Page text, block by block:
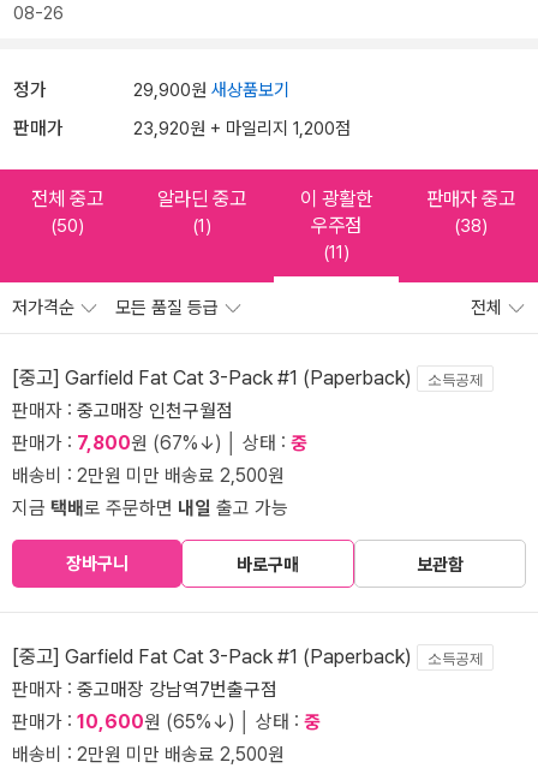
08-26
정가 29,900원 새상품보기
판매가 23,920원 + 마일리지 1,200점
전체 중고
(50)
알라딘 중고
(1)
이 광활한
우주점
(11)
판매자 중고
(38)
저가격순 모든 품질 등급 전체
[중고] Garfield Fat Cat 3-Pack #1 (Paperback) 소득공제
판매자 : 중고매장 인천구월점
판매가 : 7,800원 (67%↓) │ 상태 : 중
배송비 : 2만원 미만 배송료 2,500원
지금 택배로 주문하면 내일 출고 가능
장바구니 바로구매 보관함
[중고] Garfield Fat Cat 3-Pack #1 (Paperback) 소득공제
판매자 : 중고매장 강남역7번출구점
판매가 : 10,600원 (65%↓) │ 상태 : 중
배송비 : 2만원 미만 배송료 2,500원